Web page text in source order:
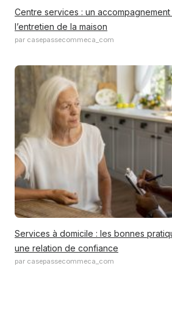
Centre services : un
l’entretien de la maison
par casepassecommeca_com
Services à domicile : les bonnes
une relation de confiance
par casepassecommeca_com